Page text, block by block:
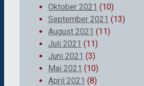
Oktober 2021 (10)
September 2021 (13)
August 2021 (11)
Juli 2021 (11)
Juni 2021 (3)
Mai 2021 (10)
April 2021 (8)